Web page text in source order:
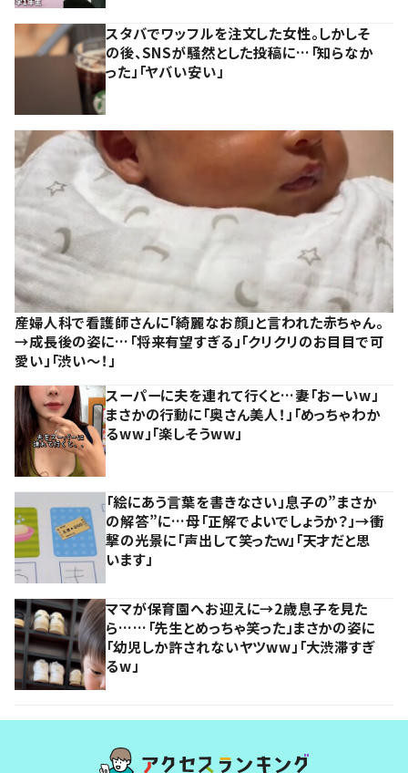
スタバでワッフルを注文した女性。しかしそ
の後、SNSが騒然とした投稿に…「知らなか
った」「ヤバい安い」
産婦人科で看護師さんに「綺麗なお顔」と言われた赤ちゃん。
→成長後の姿に…「将来有望すぎる」「クリクリのお目目で可
愛い」「渋い～！」
スーパーに夫を連れて行くと…妻「おーいw」
まさかの行動に「奥さん美人！」「めっちゃわか
るww」「楽しそうww」
「絵にあう言葉を書きなさい」息子の”まさか
の解答”に…母「正解でよいでしょうか？」→衝
撃の光景に「声出して笑ったｗ」「天才だと思
います」
ママが保育園へお迎えに→2歳息子を見た
ら……「先生とめっちゃ笑った」まさかの姿に
「幼児しか許されないヤツww」「大渋滞すぎ
るw」